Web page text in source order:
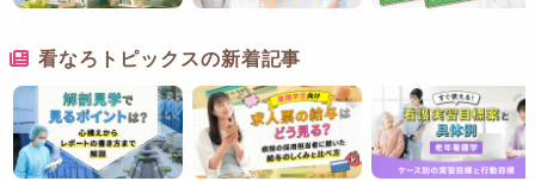
看なろトピックスの新着記事